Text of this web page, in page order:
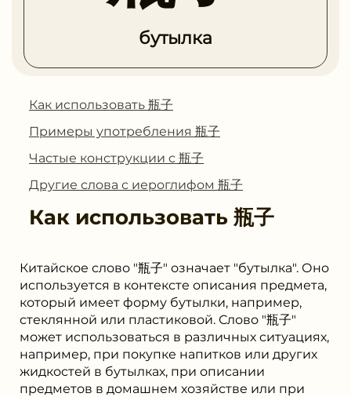
бутылка
Как использовать 瓶子
Примеры употребления 瓶子
Частые конструкции с 瓶子
Другие слова с иероглифом 瓶子
Как использовать 瓶子
Китайское слово "瓶子" означает "бутылка". Оно
используется в контексте описания предмета,
который имеет форму бутылки, например,
стеклянной или пластиковой. Слово "瓶子"
может использоваться в различных ситуациях,
например, при покупке напитков или других
жидкостей в бутылках, при описании
предметов в домашнем хозяйстве или при